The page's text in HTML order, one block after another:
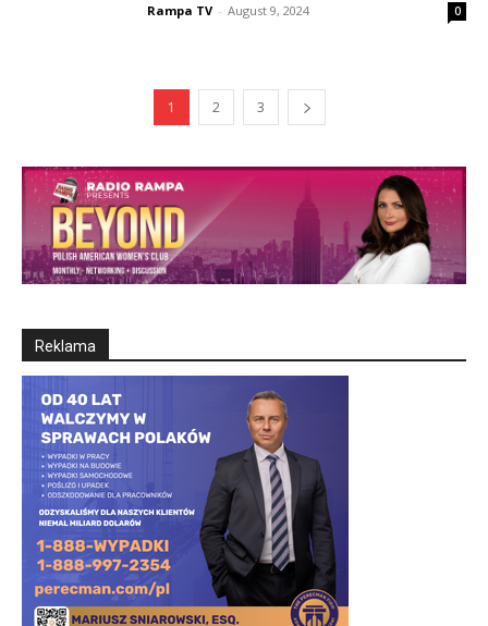
Rampa TV - August 9, 2024 0
1 2 3
Reklama